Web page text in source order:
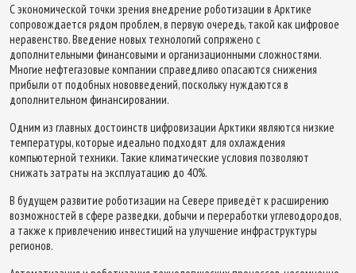
С экономической точки зрения внедрение роботизации в Арктике
сопровождается рядом проблем, в первую очередь, такой как цифровое
неравенство. Введение новых технологий сопряжено с
дополнительными финансовыми и организационными сложностями.
Многие нефтегазовые компании справедливо опасаются снижения
прибыли от подобных нововведений, поскольку нуждаются в
дополнительном финансировании.
Одним из главных достоинств цифровизации Арктики являются низкие
температуры, которые идеально подходят для охлаждения
компьютерной техники. Такие климатические условия позволяют
снижать затраты на эксплуатацию до 40%.
В будущем развитие роботизации на Севере приведёт к расширению
возможностей в сфере разведки, добычи и переработки углеводородов,
а также к привлечению инвестиций на улучшение инфраструктуры
регионов.